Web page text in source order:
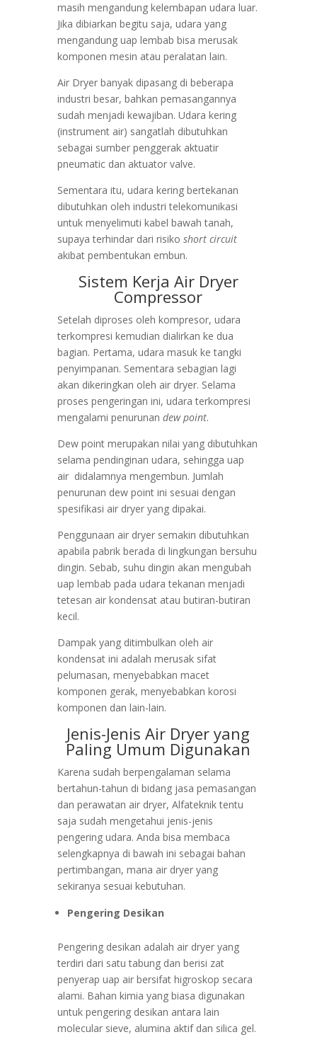
masih mengandung kelembapan udara luar.
Jika dibiarkan begitu saja, udara yang
mengandung uap lembab bisa merusak
komponen mesin atau peralatan lain.
Air Dryer banyak dipasang di beberapa
industri besar, bahkan pemasangannya
sudah menjadi kewajiban. Udara kering
(instrument air) sangatlah dibutuhkan
sebagai sumber penggerak aktuatir
pneumatic dan aktuator valve.
Sementara itu, udara kering bertekanan
dibutuhkan oleh industri telekomunikasi
untuk menyelimuti kabel bawah tanah,
supaya terhindar dari risiko short circuit
akibat pembentukan embun.
Sistem Kerja Air Dryer
Compressor
Setelah diproses oleh kompresor, udara
terkompresi kemudian dialirkan ke dua
bagian. Pertama, udara masuk ke tangki
penyimpanan. Sementara sebagian lagi
akan dikeringkan oleh air dryer. Selama
proses pengeringan ini, udara terkompresi
mengalami penurunan dew point.
Dew point merupakan nilai yang dibutuhkan
selama pendinginan udara, sehingga uap
air didalamnya mengembun. Jumlah
penurunan dew point ini sesuai dengan
spesifikasi air dryer yang dipakai.
Penggunaan air dryer semakin dibutuhkan
apabila pabrik berada di lingkungan bersuhu
dingin. Sebab, suhu dingin akan mengubah
uap lembab pada udara tekanan menjadi
tetesan air kondensat atau butiran-butiran
kecil.
Dampak yang ditimbulkan oleh air
kondensat ini adalah merusak sifat
pelumasan, menyebabkan macet
komponen gerak, menyebabkan korosi
komponen dan lain-lain.
Jenis-Jenis Air Dryer yang
Paling Umum Digunakan
Karena sudah berpengalaman selama
bertahun-tahun di bidang jasa pemasangan
dan perawatan air dryer, Alfateknik tentu
saja sudah mengetahui jenis-jenis
pengering udara. Anda bisa membaca
selengkapnya di bawah ini sebagai bahan
pertimbangan, mana air dryer yang
sekiranya sesuai kebutuhan.
Pengering Desikan
Pengering desikan adalah air dryer yang
terdiri dari satu tabung dan berisi zat
penyerap uap air bersifat higroskop secara
alami. Bahan kimia yang biasa digunakan
untuk pengering desikan antara lain
molecular sieve, alumina aktif dan silica gel.